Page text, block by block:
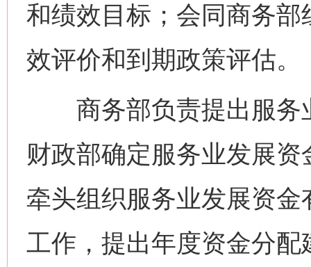
和绩效目标；会同商务
效评价和到期政策评估。
商务部负责提出服务
财政部确定服务业发展
牵头组织服务业发展资
工作，提出年度资金分